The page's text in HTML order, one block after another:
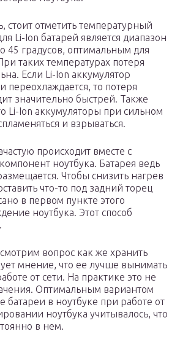
стоит отметить температурный
Li-Ion батарей является диапазон
45 градусов, оптимальным для
таких температурах потеря
Если Li-Ion аккумулятор
переохлаждается, то потеря
значительно быстрей. Также
Li-Ion аккумуляторы при сильном
и взрываться.
происходит вместе с
ноутбука. Батарея ведь
Чтобы снизить нагрев
что-то под задний торец
в первом пункте этого
ноутбука. Этот способ
вопрос как же хранить
мнение, что ее лучше вынимать
от сети. На практике это не
Оптимальным вариантом
батареи в ноутбуке при работе от
ноутбука учитывалось, что
в нем.